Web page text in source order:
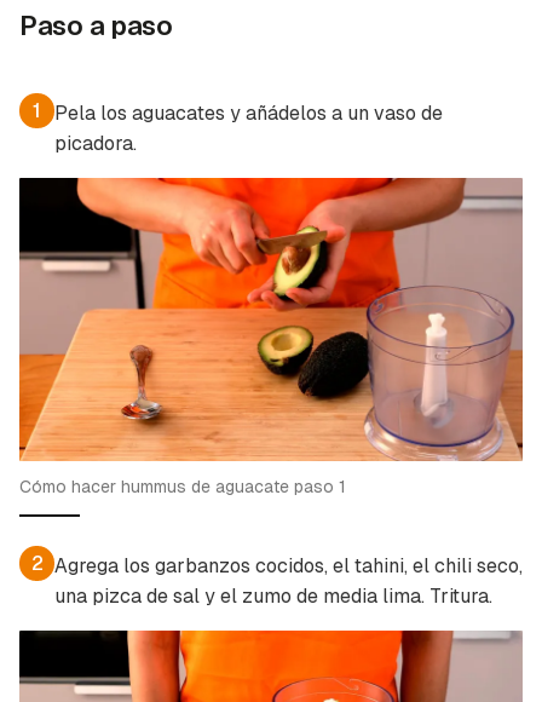
INICIAR SESIÓN
Paso a paso
1
Pela los aguacates y añádelos a un vaso de
picadora.
Cómo hacer hummus de aguacate paso 1
2 Agrega los garbanzos cocidos, el tahini, el chili seco,
una pizca de sal y el zumo de media lima. Tritura.
ACEPTAR